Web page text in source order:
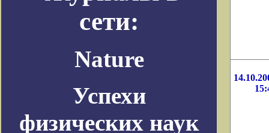
сети:
Nature
Успехи
физических наук